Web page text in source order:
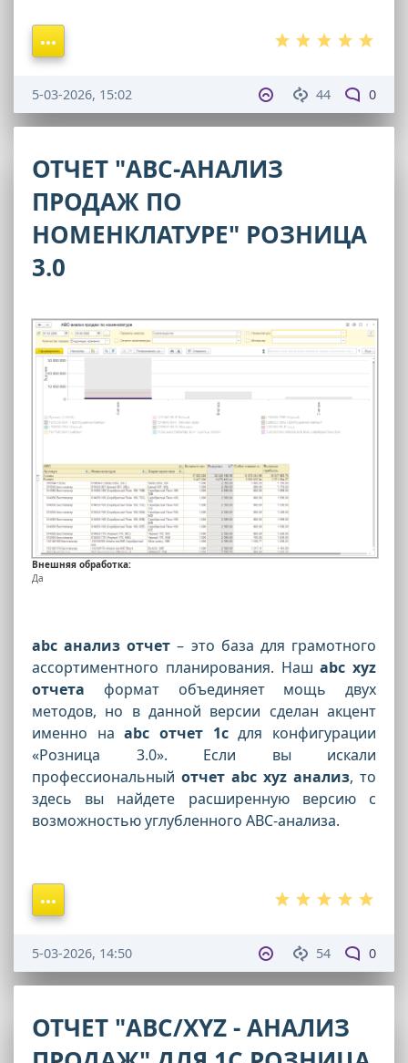
44 0
5-03-2026, 15:02
ОТЧЕТ "ABC-АНАЛИЗ
ПРОДАЖ ПО
НОМЕНКЛАТУРЕ" РОЗНИЦА
3.0
Внешняя обработка:
Да
abc анализ отчет – это база для грамотного
ассортиментного планирования. Нашabc xyz
отчета формат объединяет мощь двух
методов, но в данной версии сделан акцент
именно наabc отчет 1сдля конфигурации
«Розница 3.0». Если вы искали
профессиональный отчет abc xyz анализ, то
здесь вы найдете расширенную версию с
возможностью углубленного ABC-анализа.
54 0
5-03-2026, 14:50
ОТЧЕТ "ABC/XYZ - АНАЛИЗ